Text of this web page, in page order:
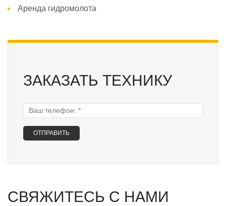
Аренда гидромолота
ЗАКАЗАТЬ ТЕХНИКУ
Ваш телефон:
СВЯЖИТЕСЬ С НАМИ